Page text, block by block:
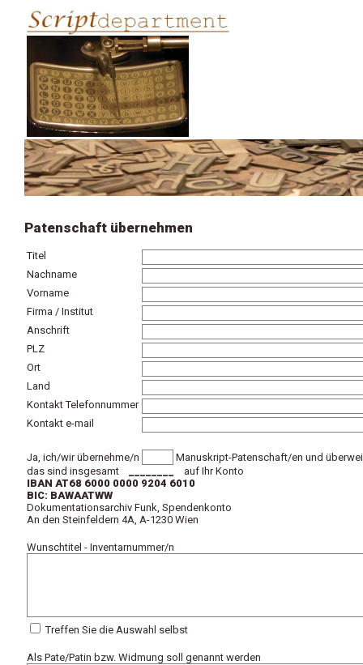
Patenschaft übernehmen
Titel
Nachname
Vorname
Firma / Institut
Anschrift
PLZ
Ort
Land
Kontakt Telefonnummer
Kontakt e-mail
Ja, ich/wir übernehme/n
Manuskript-Patenschaft/en und
das sind insgesamt
auf Ihr Konto
IBAN AT68 6000 0000 9204 6010
BIC: BAWAATWW
Dokumentationsarchiv Funk, Spendenkonto
An den Steinfeldern 4A, A-1230 Wien
Wunschtitel - Inventarnummer/n
Treffen Sie die Auswahl selbst
Als Pate/Patin bzw. Widmung soll genannt werden